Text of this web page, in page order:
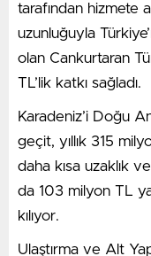
tarafından hizmete
uzunluğuyla
olan Cankurtaran
TL’lik katkı sağladı.
Karadeniz’i Doğu
geçit, yıllık 315
daha kısa uzaklık
da 103 milyon TL
kılıyor.
Ulaştırma ve Alt